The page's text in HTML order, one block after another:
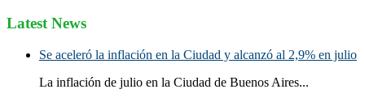
Latest News
Se aceleró la inflación en la Ciudad y alcanzó al 2,9% en julio
La inflación de julio en la Ciudad de Buenos Aires...